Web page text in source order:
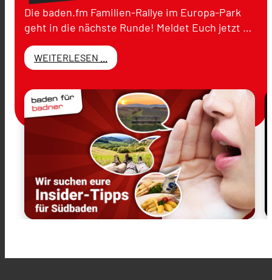
Die baden.fm Familien-Rallye im Europa-Park
geht in die nächste Runde! Meldet Euch jetzt …
WEITERLESEN ...